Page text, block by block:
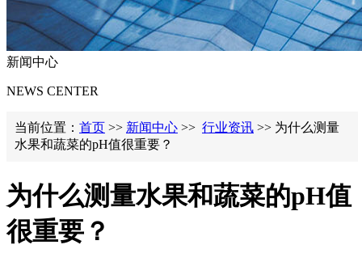
新闻中心
NEWS CENTER
当前位置： 首页 >> 新闻中心 >> 行业资讯 >> 为什么测量
水果和蔬菜的pH值很重要？
为什么测量水果和蔬菜的pH值
很重要？